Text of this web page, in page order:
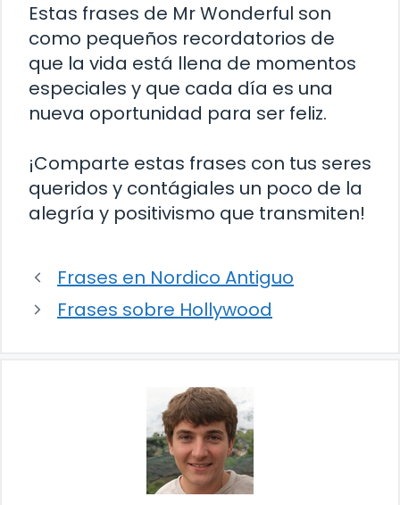
Estas frases de Mr Wonderful son
como pequeños recordatorios de
que la vida está llena de momentos
especiales y que cada día es una
nueva oportunidad para ser feliz.
¡Comparte estas frases con tus seres
queridos y contágiales un poco de la
alegría y positivismo que transmiten!
Frases en Nordico Antiguo
Frases sobre Hollywood